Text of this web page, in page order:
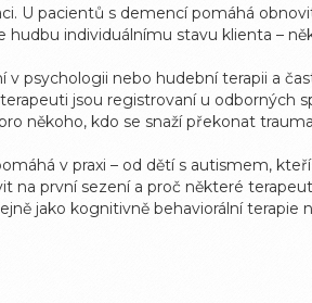
U pacientů s demencí pomáhá
individuálnímu stavu klienta –
psychologii nebo hudební terapii a
jsou registrovaní u odborných
někoho, kdo se snaží překonat
v praxi – od dětí s autismem,
na první sezení a proč některé
jako kognitivně behaviorální terapie